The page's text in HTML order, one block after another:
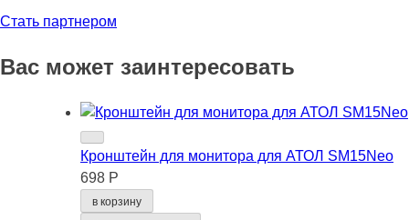
Стать партнером
Вас может заинтересовать
Кронштейн для монитора для АТОЛ SM15Neo
698 Р
в корзину